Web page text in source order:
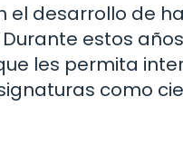
el desarrollo de
estos
les permita
como